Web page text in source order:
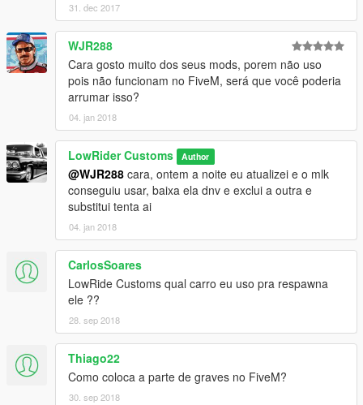
31. dec 2017
WJR288
Cara gosto muito dos seus mods, porem não uso
pois não funcionam no FiveM, será que você poderia
arrumar isso?
04. jan 2018
LowRider Customs Author
@WJR288 cara, ontem a noite eu atualizei e o mlk
conseguiu usar, baixa ela dnv e exclui a outra e
substitui tenta ai
04. jan 2018
CarlosSoares
LowRide Customs qual carro eu uso pra respawna
ele ??
28. sep 2018
Thiago22
Como coloca a parte de graves no FiveM?
30. sep 2018